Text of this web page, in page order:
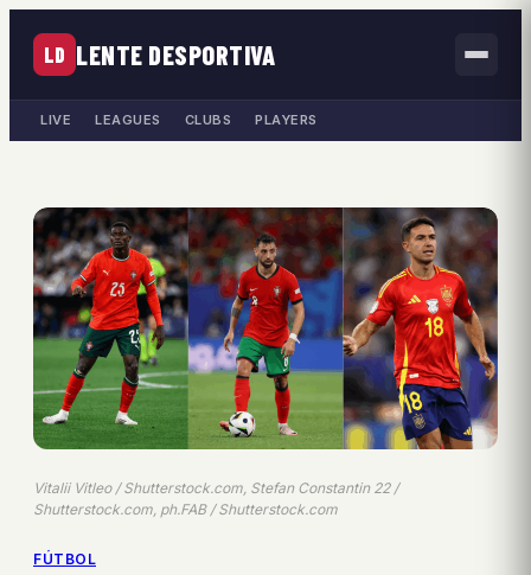
LD LENTE DESPORTIVA
LIVE LEAGUES CLUBS PLAYERS
Vitalii Vitleo / Shutterstock.com, Stefan Constantin 22 /
Shutterstock.com, ph.FAB / Shutterstock.com
FÚTBOL